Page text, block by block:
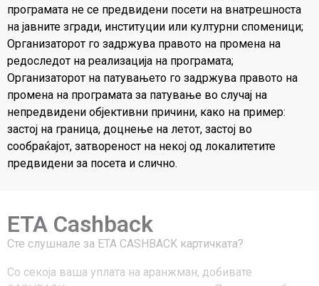
програмата не се предвидени посети на внатрешноста
на јавните згради, институции или културни споменици;
Организаторот го задржува правото на промена на
редоследот на реализација на програмата;
Организаторот на патувањето го задржува правото на
промена на програмата за патување во случај на
непредвидени објективни причини, како на пример:
застој на граница, доцнење на летот, застој во
сообраќајот, затвореност на некој од локалитетите
предвидени за посета и слично.
ETA Cashback
Сте слушнале за ЕТА CASHBACK картичката?
Со секоја ваша уплата на аранжман, добивате